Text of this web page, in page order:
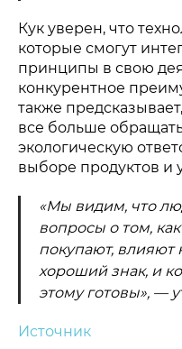
Кук уверен, что
которые смогут
принципы в свою
конкурентное
также
все больше
экологическую
выборе продуктов и
«Мы видим, что
вопросы о том,
покупают, влияют
хороший знак, и
этому готовы», —
Источник